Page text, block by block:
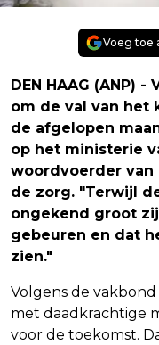
Voeg toe
DEN HAAG (ANP)
om de val van het
de afgelopen
op het ministerie
woordvoerder van
de zorg. "Terwijl
ongekend groot
gebeuren en dat
zien."
Volgens de
met daadkrachtige
voor de toekomst.